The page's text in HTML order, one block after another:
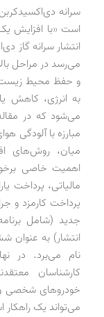
است «با افزایش
می‌رسد در مراحل
و حفظ محیط زیست
به انرژی، کاهش
می‌شود که در
مبارزه با آلودگی
میان، روش‌های
اهمیت خاصی
مالیاتی، پرداخت
پرداخت کارمزد و
جدید (شامل
انتشار) به عنوان
نام می‌برد. در
کارشناسان
خودروهای شخصی
می‌تواند یک